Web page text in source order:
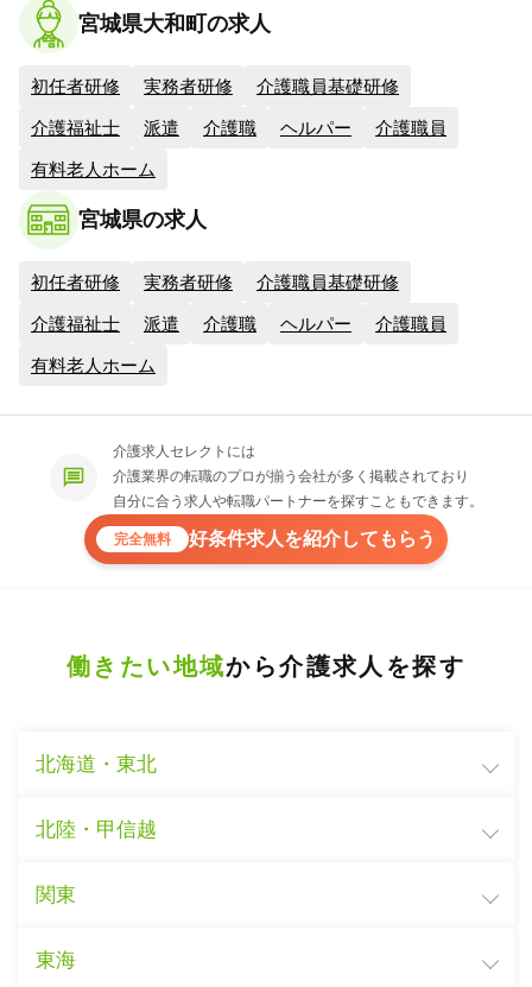
宮城県大和町の求人
初任者研修 実務者研修 介護職員基礎研修
介護福祉士 派遣 介護職 ヘルパー 介護職員
有料老人ホーム
宮城県の求人
初任者研修 実務者研修 介護職員基礎研修
介護福祉士 派遣 介護職 ヘルパー 介護職員
有料老人ホーム
介護求人セレクトには
介護業界の転職のプロが揃う会社が多く掲載されており
自分に合う求人や転職パートナーを探すこともできます。
完全無料 好条件求人を紹介してもらう
働きたい地域から介護求人を探す
北海道・東北
北陸・甲信越
関東
東海